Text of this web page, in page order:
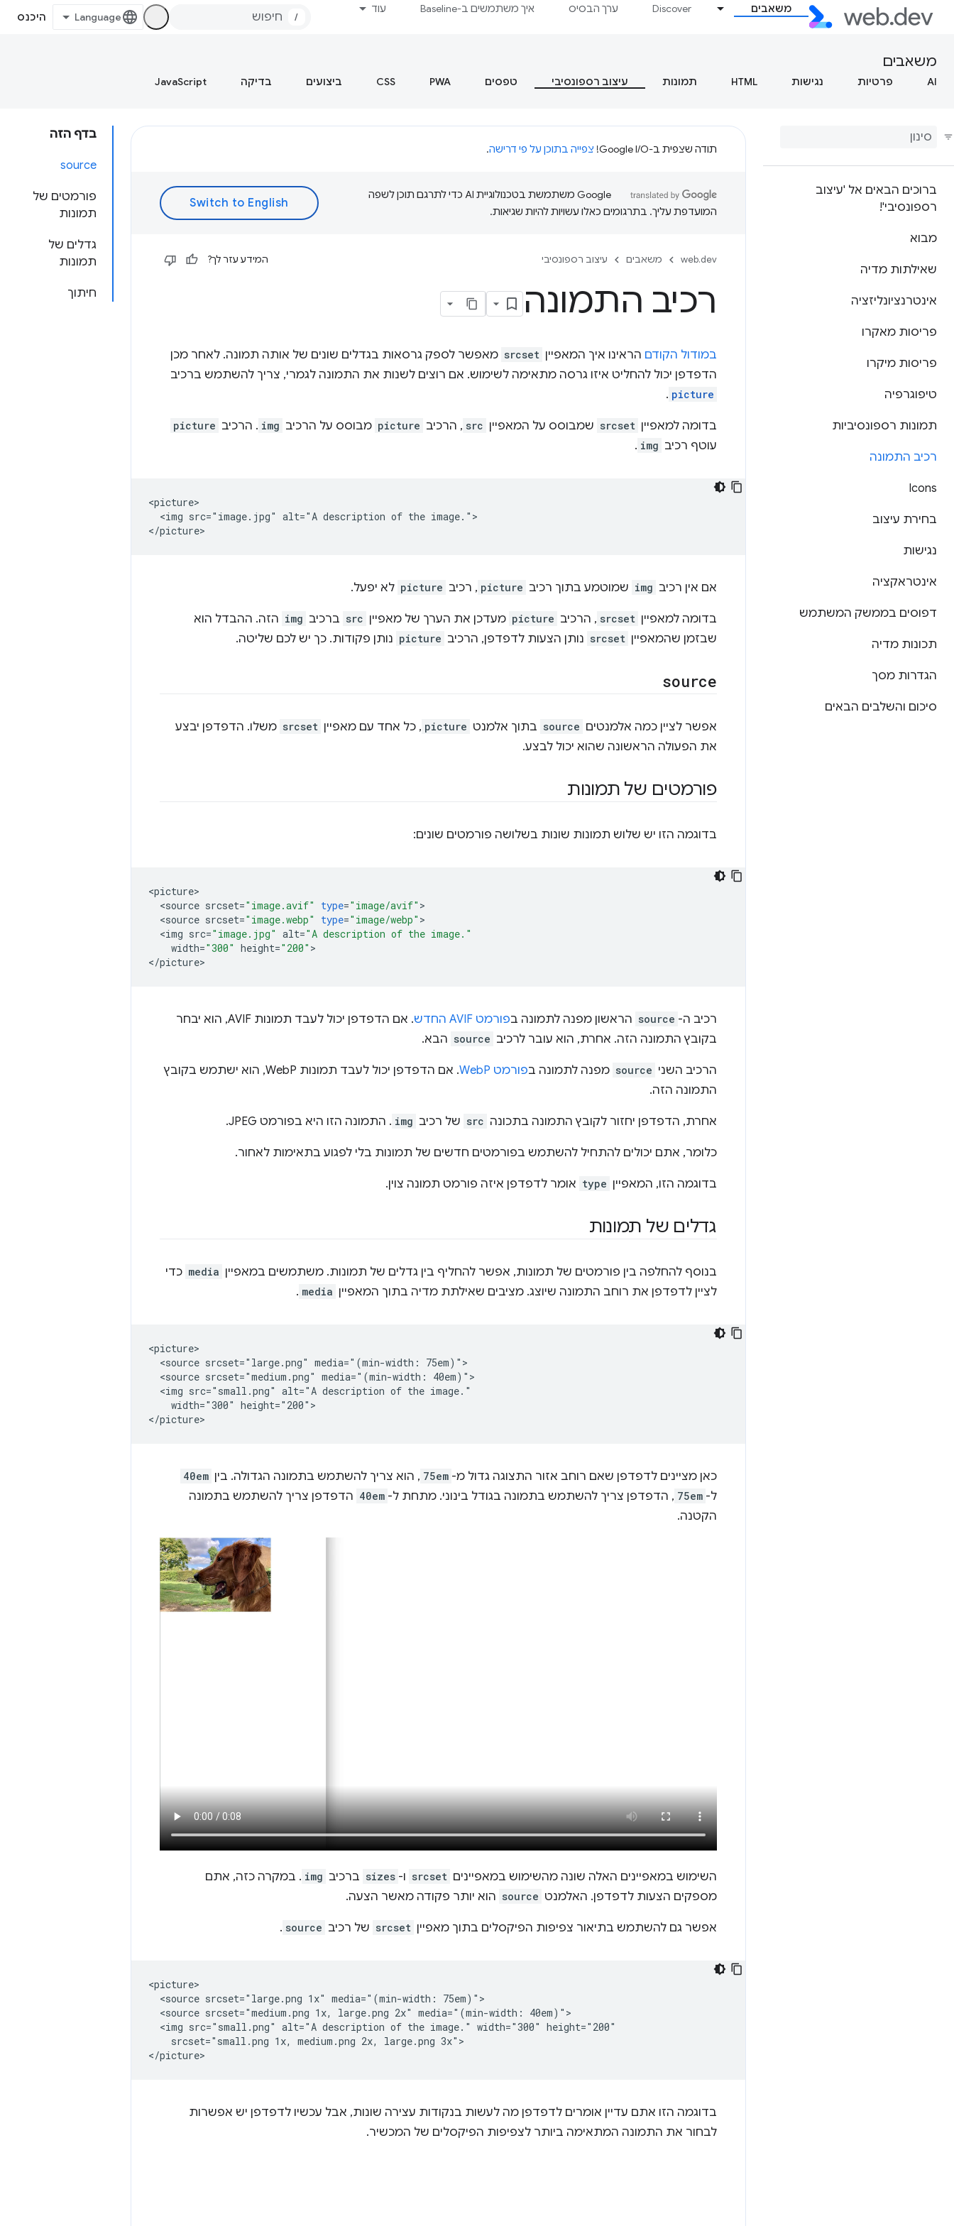
משאבים Discover ערך הבסיס איך משתמשים ב-Baseline עוד
/ היכנס
משאבים
AI פרטיות נגישות HTML תמונות עיצוב רספונסיבי טפסים PWA
CSS ביצועים בדיקה JavaScript
ברוכים הבאים אל 'עיצוב
רספונסיבי'!
מבוא
שאילתות מדיה
אינטרנציונליזציה
פריסות מאקרו
פריסות מיקרו
טיפוגרפיה
תמונות רספונסיביות
רכיב התמונה
Icons
בחירת עיצוב
נגישות
אינטראקציה
דפוסים בממשק המשתמש
תכונות מדיה
הגדרות מסך
סיכום והשלבים הבאים
בדף הזה
source
פורמטים של
תמונות
גדלים של
תמונות
חיתוך
תודה שצפית ב-Google I/O! צפייה בתוכן על פי דרישה.
‫Google משתמשת בטכנולוגיית AI כדי לתרגם תוכן לשפה
המועדפת עליך. בתרגומים כאלו עשויות להיות שגיאות.
web.dev משאבים עיצוב רספונסיבי המידע עזר לך?
רכיב התמונה
במודול הקודם הראינו איך המאפיין srcset מאפשר לספק גרסאות בגדלים שונים של אותה תמונה. לאחר מכן
הדפדפן יכול להחליט איזו גרסה מתאימה לשימוש. אם רוצים לשנות את התמונה לגמרי, צריך להשתמש ברכיב
picture
.
בדומה למאפיין srcset שמבוסס על המאפיין src , הרכיב picture מבוסס על הרכיב img . הרכיב picture
עוטף רכיב img
.
<picture>
  <img src="image.jpg" alt="A description of the image.">
אם אין רכיב img שמוטמע בתוך רכיב picture , רכיב picture לא יפעל.
בדומה למאפיין srcset , הרכיב picture מעדכן את הערך של מאפיין src ברכיב img הזה. ההבדל הוא
שבזמן שהמאפיין srcset נותן הצעות לדפדפן, הרכיב picture נותן פקודות. כך יש לכם שליטה.
source
אפשר לציין כמה אלמנטים source בתוך אלמנט picture , כל אחד עם מאפיין srcset משלו. הדפדפן יבצע
את הפעולה הראשונה שהוא יכול לבצע.
פורמטים של תמונות
בדוגמה הזו יש שלוש תמונות שונות בשלושה פורמטים שונים:
<picture
<source srcset="image.avif" type="image/avif"
<source srcset="image.webp" type="image/webp"
<img src="image.jpg" alt="A description of the image."
width="300" height="200" >
</picture
רכיב ה- source הראשון מפנה לתמונה בפורמט AVIF החדש
. אם הדפדפן יכול לעבד תמונות AVIF, הוא יבחר
בקובץ התמונה הזה. אחרת, הוא עובר לרכיב source הבא.
הרכיב השני source מפנה לתמונה בפורמט WebP
. אם הדפדפן יכול לעבד תמונות WebP, הוא ישתמש בקובץ
התמונה הזה.
אחרת, הדפדפן יחזור לקובץ התמונה בתכונה src של רכיב img . התמונה הזו היא בפורמט JPEG.
כלומר, אתם יכולים להתחיל להשתמש בפורמטים חדשים של תמונות בלי לפגוע בתאימות לאחור.
בדוגמה הזו, המאפיין type אומר לדפדפן איזה פורמט תמונה צוין.
גדלים של תמונות
בנוסף להחלפה בין פורמטים של תמונות, אפשר להחליף בין גדלים של תמונות. משתמשים במאפיין media כדי
לציין לדפדפן את רוחב התמונה שיוצג. מציבים שאילתת מדיה בתוך המאפיין media
.
<picture>
  <source srcset="large.png" media="(min-width: 75em)">
  <source srcset="medium.png" media="(min-width: 40em)">
  <img src="small.png" alt="A description of the image."
    width="300" height="200">
כאן מציינים לדפדפן שאם רוחב אזור התצוגה גדול מ- 75em , הוא צריך להשתמש בתמונה הגדולה. בין 40em
ל- 75em , הדפדפן צריך להשתמש בתמונה בגודל בינוני. מתחת ל- 40em הדפדפן צריך להשתמש בתמונה
הקטנה.
השימוש במאפיינים האלה שונה מהשימוש במאפיינים srcset ו- sizes ברכיב img . במקרה כזה, אתם
מספקים הצעות לדפדפן. האלמנט source הוא יותר פקודה מאשר הצעה.
אפשר גם להשתמש בתיאור צפיפות הפיקסלים בתוך מאפיין srcset של רכיב source
.
<picture>
  <source srcset="large.png 1x" media="(min-width: 75em)">
  <source srcset="medium.png 1x, large.png 2x" media="(min-width: 40em)">
  <img src="small.png" alt="A description of the image." width="300" height="200"
    srcset="small.png 1x, medium.png 2x, large.png 3x">
בדוגמה הזו אתם עדיין אומרים לדפדפן מה לעשות בנקודות עצירה שונות, אבל עכשיו לדפדפן יש אפשרות
לבחור את התמונה המתאימה ביותר לצפיפות הפיקסלים של המכשיר.